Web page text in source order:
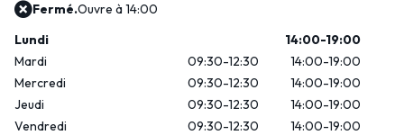
Fermé.Ouvre à 14:00
Lundi
14:00-19:00
Mardi
09:30-12:30
14:00-19:00
Mercredi
09:30-12:30
14:00-19:00
Jeudi
09:30-12:30
14:00-19:00
Vendredi
09:30-12:30
14:00-19:00